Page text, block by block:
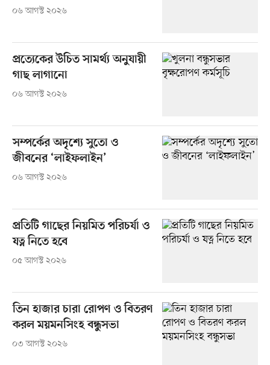
০৬ আগস্ট ২০২৬
প্রত্যেকের উচিত সামর্থ্য অনুযায়ী
গাছ লাগানো
০৬ আগস্ট ২০২৬
সম্পর্কের অদৃশ্যে সুতো ও
জীবনের ‘লাইফলাইন’
০৬ আগস্ট ২০২৬
প্রতিটি গাছের নিয়মিত পরিচর্যা ও
যত্ন নিতে হবে
০৫ আগস্ট ২০২৬
তিন হাজার চারা রোপণ ও বিতরণ
করল ময়মনসিংহ বন্ধুসভা
০৩ আগস্ট ২০২৬